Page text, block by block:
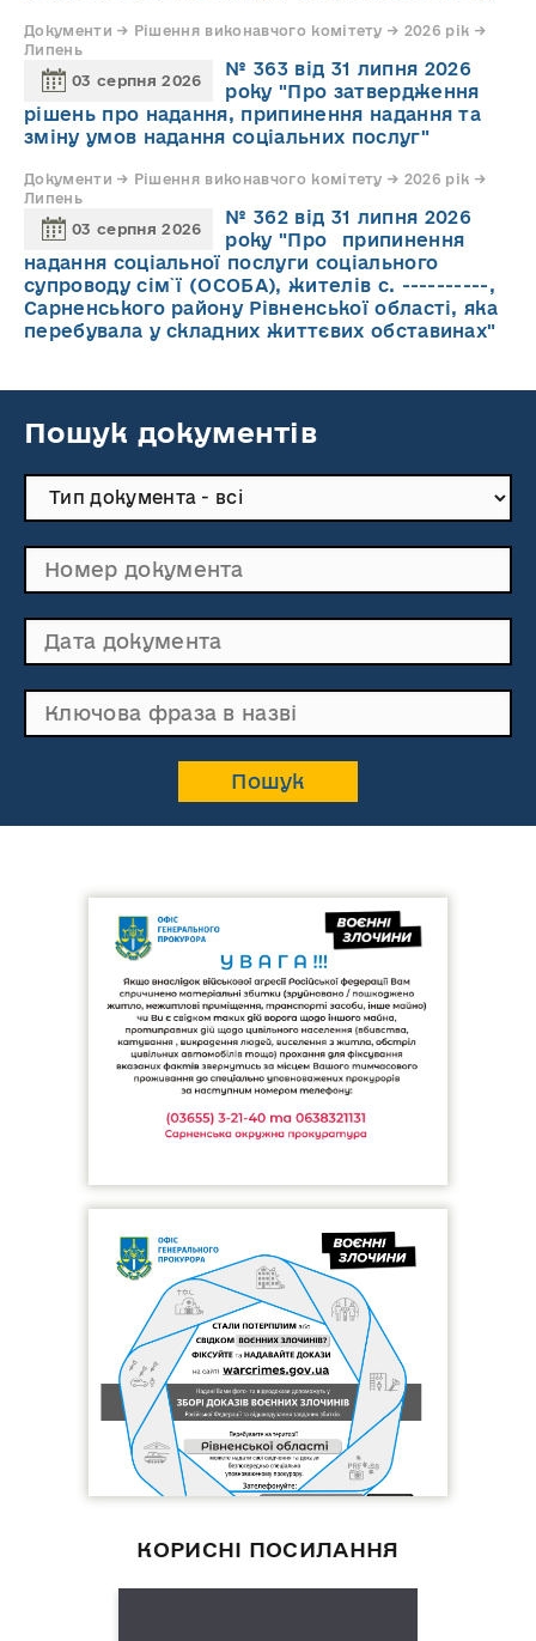
Документи → Рішення виконавчого комітету → 2026 рік →
Липень
03 серпня 2026
№ 363 від 31 липня 2026
року "Про затвердження
рішень про надання, припинення надання та
зміну умов надання соціальних послуг"
Документи → Рішення виконавчого комітету → 2026 рік →
Липень
03 серпня 2026
№ 362 від 31 липня 2026
року "Про припинення
надання соціальної послуги соціального
супроводу cім`ї (ОСОБА), жителів с. ----------,
Сарненського району Рівненської області, яка
перебувала у складних життєвих обставинах"
Пошук документів
КОРИСНІ ПОСИЛАННЯ